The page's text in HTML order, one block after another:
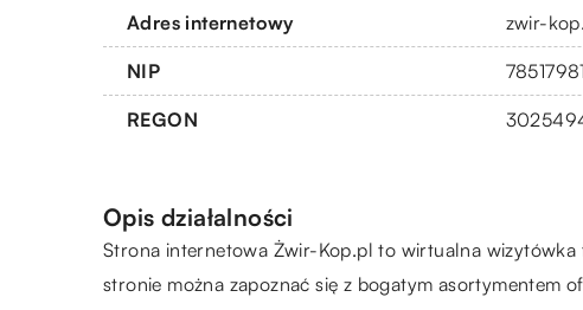
Adres internetowy zwir-
NIP
REGON
Opis działalności
Strona internetowa Żwir-Kop.pl to wirtualna wizytówka
stronie można zapoznać się z bogatym asortymentem